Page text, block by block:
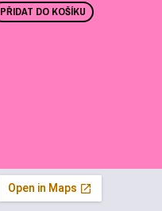
PŘIDAT DO KOŠÍKU